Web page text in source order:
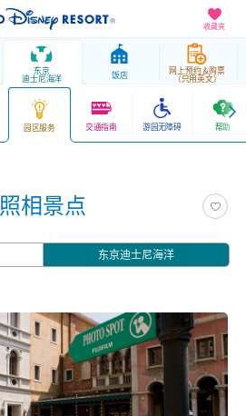
收藏夹
东京
迪士尼海洋 饭店 网上预约＆购票
（只用英文）
园区服务 交通指南 游园无障碍 帮助
照相景点
东京迪士尼海洋